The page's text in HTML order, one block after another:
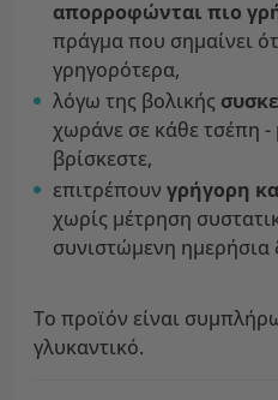
απορροφώνται πιο
πράγμα που σημαίνει
γρηγορότερα,
λόγω της βολικής
χωράνε σε κάθε τσέπη -
βρίσκεστε,
επιτρέπουν γρήγορη
χωρίς μέτρηση
συνιστώμενη ημερήσια
Το προϊόν είναι
γλυκαντικό.